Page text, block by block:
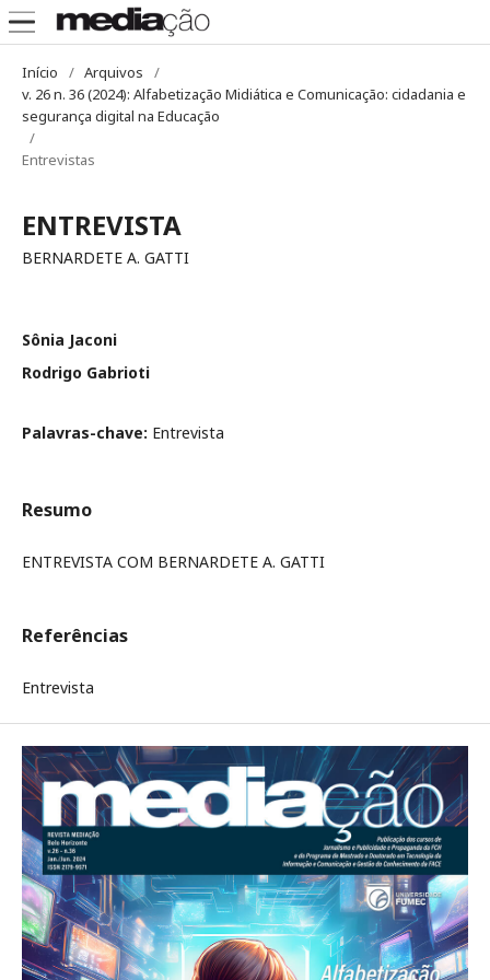
Início / Arquivos
/
v. 26 n. 36 (2024): Alfabetização Midiática e Comunicação: cidadania e
segurança digital na Educação
/
Entrevistas
ENTREVISTA
BERNARDETE A. GATTI
Sônia Jaconi
Rodrigo Gabrioti
Palavras-chave: Entrevista
Resumo
ENTREVISTA COM BERNARDETE A. GATTI
Referências
Entrevista